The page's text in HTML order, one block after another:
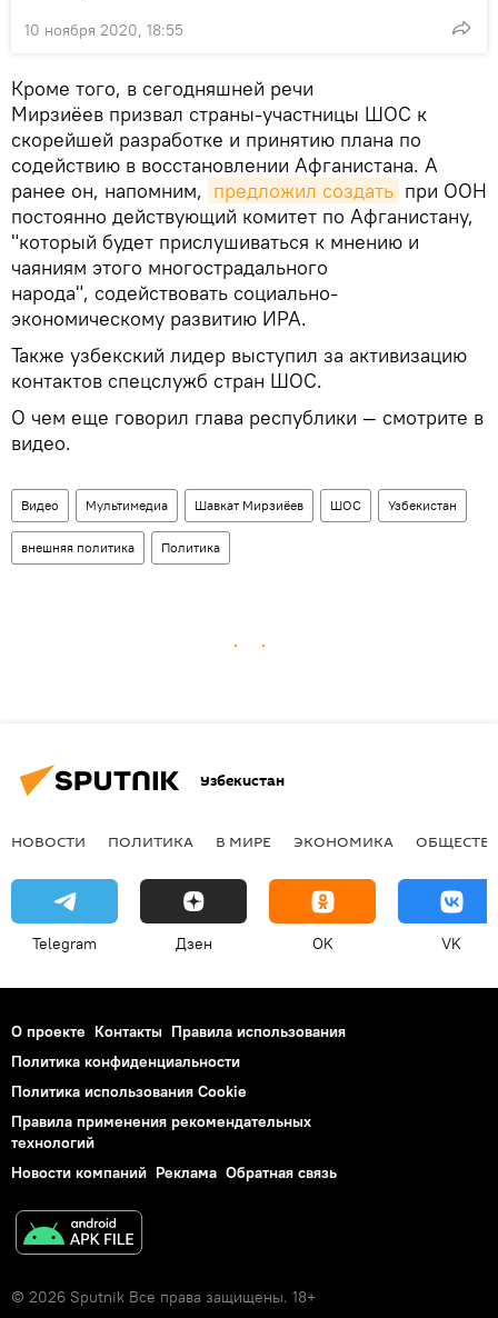
10 ноября 2020, 18:55
Кроме того, в сегодняшней речи
Мирзиёев призвал страны-участницы ШОС к
скорейшей разработке и принятию плана по
содействию в восстановлении Афганистана. А
ранее он, напомним, предложил создать при ООН
постоянно действующий комитет по Афганистану,
"который будет прислушиваться к мнению и
чаяниям этого многострадального
народа", содействовать социально-
экономическому развитию ИРА.
Также узбекский лидер выступил за активизацию
контактов спецслужб стран ШОС.
О чем еще говорил глава республики — смотрите в
видео.
Видео Мультимедиа Шавкат Мирзиёев ШОС Узбекистан
внешняя политика Политика
Узбекистан
НОВОСТИ ПОЛИТИКА В МИРЕ ЭКОНОМИКА
Telegram Дзен OK VK
О проекте Контакты Правила использования
Политика конфиденциальности
Политика использования Cookie
Правила применения рекомендательных
технологий
Новости компаний Реклама Обратная связь
© 2026 Sputnik Все права защищены. 18+